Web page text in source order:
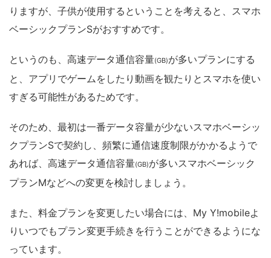
りますが、子供が使用するということを考えると、スマホ
ベーシックプランSがおすすめです。
というのも、高速データ通信容量(GB)が多いプランにする
と、アプリでゲームをしたり動画を観たりとスマホを使い
すぎる可能性があるためです。
そのため、最初は一番データ容量が少ないスマホベーシッ
クプランSで契約し、頻繁に通信速度制限がかかるようで
あれば、高速データ通信容量(GB)が多いスマホベーシック
プランMなどへの変更を検討しましょう。
また、料金プランを変更したい場合には、My Y!mobileよ
りいつでもプラン変更手続きを行うことができるようにな
っています。